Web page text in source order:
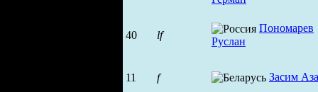
40 lf
Пономарев
Руслан
11 f Засим